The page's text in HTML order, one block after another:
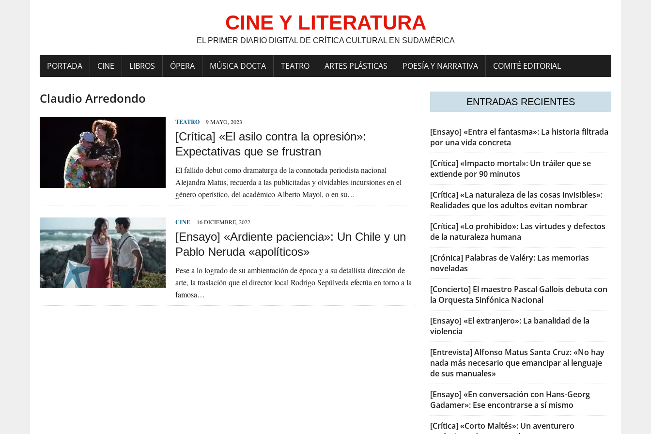
CINE Y LITERATURA
EL PRIMER DIARIO DIGITAL DE CRÍTICA CULTURAL EN SUDAMÉRICA
PORTADA CINE LIBROS ÓPERA MÚSICA DOCTA TEATRO ARTES PLÁSTICAS POESÍA Y NARRATIVA COMITÉ EDITORIAL
Claudio Arredondo
TEATRO 9 MAYO, 2023
[Crítica] «El asilo contra la opresión»:
Expectativas que se frustran
El fallido debut como dramaturga de la connotada periodista nacional
Alejandra Matus, recuerda a las publicitadas y olvidables incursiones en el
género operístico, del académico Alberto Mayol, o en su…
CINE 16 DICIEMBRE, 2022
[Ensayo] «Ardiente paciencia»: Un Chile y un
Pablo Neruda «apolíticos»
Pese a lo logrado de su ambientación de época y a su detallista dirección de
arte, la traslación que el director local Rodrigo Sepúlveda efectúa en torno a la
famosa…
ENTRADAS RECIENTES
[Ensayo] «Entra el fantasma»: La historia filtrada
por una vida concreta
[Crítica] «Impacto mortal»: Un tráiler que se
extiende por 90 minutos
[Crítica] «La naturaleza de las cosas invisibles»:
Realidades que los adultos evitan nombrar
[Crítica] «Lo prohibido»: Las virtudes y defectos
de la naturaleza humana
[Crónica] Palabras de Valéry: Las memorias
noveladas
[Concierto] El maestro Pascal Gallois debuta con
la Orquesta Sinfónica Nacional
[Ensayo] «El extranjero»: La banalidad de la
violencia
[Entrevista] Alfonso Matus Santa Cruz: «No hay
nada más necesario que emancipar al lenguaje
de sus manuales»
[Ensayo] «En conversación con Hans-Georg
Gadamer»: Ese encontrarse a sí mismo
[Crítica] «Corto Maltés»: Un aventurero